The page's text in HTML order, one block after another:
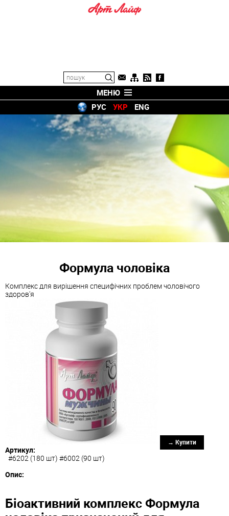
МЕНЮ
РУС
УКР ENG
Формула чоловіка
Комплекс для вирішення специфічних проблем чоловічого
здоров'я
→ Купити
Артикул:
#6202 (180 шт) #6002 (90 шт)
Опис:
Біоактивний комплекс Формула